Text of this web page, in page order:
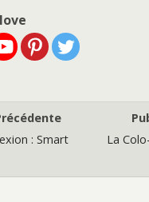
: Smart
La